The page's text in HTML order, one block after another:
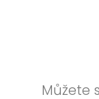
Můžete